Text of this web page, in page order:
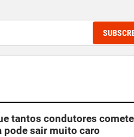
tantos condutores
pode sair muito caro